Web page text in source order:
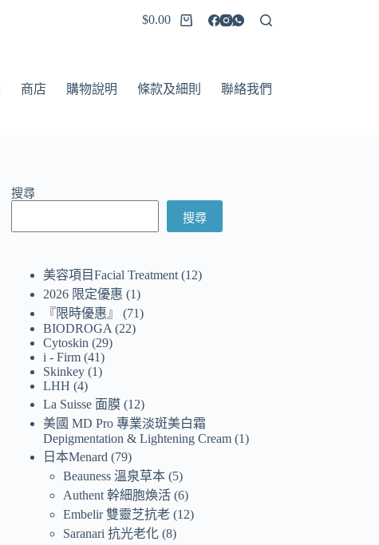
$0.00
商店 購物說明 條款及細則 聯絡我們
搜尋
搜尋
美容項目Facial Treatment 12
2026 限定優惠
1
『限時優惠』
71
BIODROGA
22
Cytoskin
29
i - Firm 41
Skinkey 1
LHH 4
La Suisse 面膜 12
美國 MD Pro 專業淡斑美白霜
Depigmentation & Lightening Cream 1
日本Menard
79
Beauness 溫泉草本 5
Authent 幹細胞煥活 6
Embelir 雙靈芝抗老 12
Saranari 抗光老化 8